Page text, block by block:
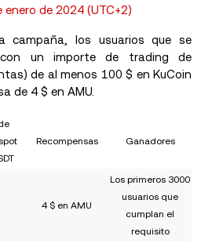
de 2024 (UTC+2)
campaña, los usuarios que se
un importe de trading de
de al menos 100 $ en KuCoin
de 4 $ en AMU.
Recompensas Ganadores
4 $ en AMU
Los primeros 3000
usuarios que
cumplan el
requisito